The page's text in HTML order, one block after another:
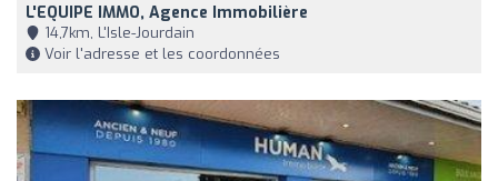
L'EQUIPE IMMO, Agence Immobilière
14,7km, L'Isle-Jourdain
Voir l'adresse et les coordonnées